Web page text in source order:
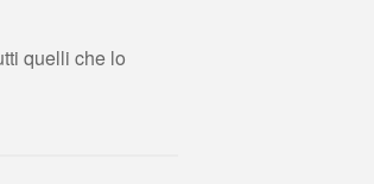
quelli che lo